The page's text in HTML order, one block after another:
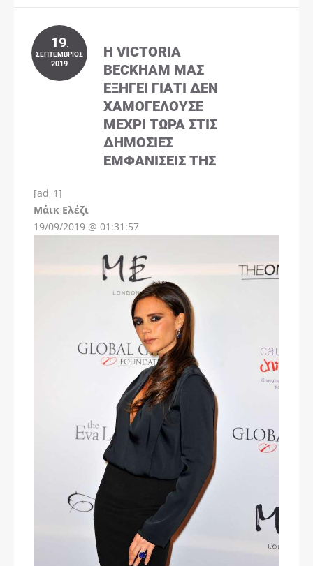
19.
ΣΕΠΤΈΜΒΡΙΟΣ
2019
Η VICTORIA
BECKHAM ΜΑΣ
ΕΞΗΓΕΊ ΓΙΑΤΊ ΔΕΝ
ΧΑΜΟΓΕΛΟΎΣΕ
ΜΈΧΡΙ ΤΏΡΑ ΣΤΙΣ
ΔΗΜΌΣΙΕΣ
ΕΜΦΑΝΊΣΕΙΣ ΤΗΣ
[ad_1]
Μάικ Ελέζι
19/09/2019 @ 01:31:57